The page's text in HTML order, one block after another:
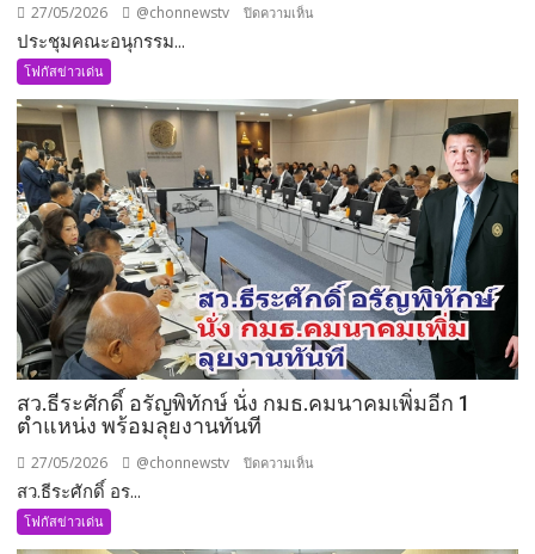
27/05/2026 @chonnewstv ปิดความเห็น
กรรมาธิการ
กิจการ
ทหาร
ด้าน
ความ
มั่นคง
แบบ
องค์
รวม
ประชุมคณะอนุกรรม...
โฟกัสข่าวเด่น
สว.ธีระศักดิ์ อรัญพิทักษ์ นั่ง กมธ.คมนาคมเพิ่มอีก 1
ตำแหน่ง พร้อมลุยงานทันที
27/05/2026 @chonnewstv ปิดความเห็น
สว.ธีระศักดิ์ อร...
โฟกัสข่าวเด่น